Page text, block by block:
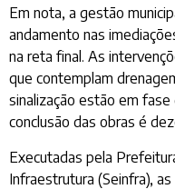
Em nota, a gestão
andamento nas
na reta final. As
que contemplam
sinalização estão em
conclusão das obras é
Executadas pela
Infraestrutura (Seinfra),